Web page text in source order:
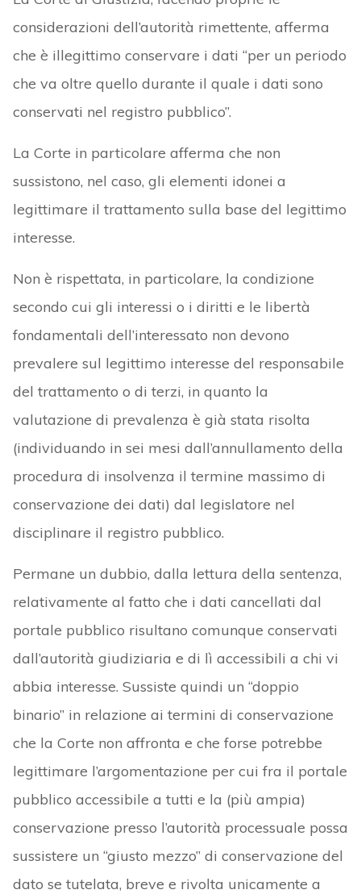
considerazioni dell’autorità rimettente, afferma
che è illegittimo conservare i dati “per un periodo
che va oltre quello durante il quale i dati sono
conservati nel registro pubblico”.
La Corte in particolare afferma che non
sussistono, nel caso, gli elementi idonei a
legittimare il trattamento sulla base del legittimo
interesse.
Non è rispettata, in particolare, la condizione
secondo cui gli interessi o i diritti e le libertà
fondamentali dell’interessato non devono
prevalere sul legittimo interesse del responsabile
del trattamento o di terzi, in quanto la
valutazione di prevalenza è già stata risolta
(individuando in sei mesi dall’annullamento della
procedura di insolvenza il termine massimo di
conservazione dei dati) dal legislatore nel
disciplinare il registro pubblico.
Permane un dubbio, dalla lettura della sentenza,
relativamente al fatto che i dati cancellati dal
portale pubblico risultano comunque conservati
dall’autorità giudiziaria e di lì accessibili a chi vi
abbia interesse. Sussiste quindi un “doppio
binario” in relazione ai termini di conservazione
che la Corte non affronta e che forse potrebbe
legittimare l’argomentazione per cui fra il portale
pubblico accessibile a tutti e la (più ampia)
conservazione presso l’autorità processuale possa
sussistere un “giusto mezzo” di conservazione del
dato se tutelata, breve e rivolta unicamente a